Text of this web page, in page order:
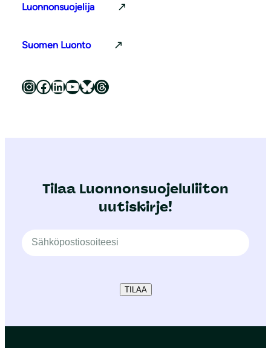
Luonnonsuojelija
Suomen Luonto
Luonnonsuojeluliitto Instagramissa Luonnonsuojeluliitto Facebookissa Luonnonsuojeluliitto LinkedInissä Luonnonsuojeluliiton YouTube-kanava Luonnonsuojeluliitto Blueskyssa Luonnonsuojeluliitto Threadsissa
Tilaa Luonnonsuojeluliiton
uutiskirje!
TILAA